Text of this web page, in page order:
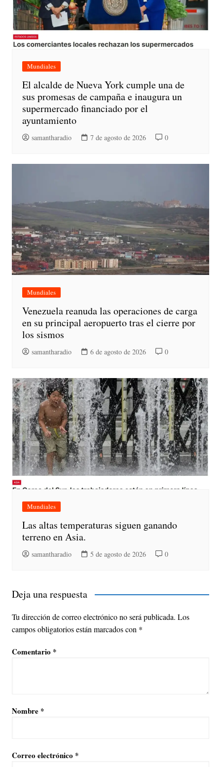
Mundiales
El alcalde de Nueva York cumple una de
sus promesas de campaña e inaugura un
supermercado financiado por el
ayuntamiento
samantharadio 7 de agosto de 2026 0
Mundiales
Venezuela reanuda las operaciones de carga
en su principal aeropuerto tras el cierre por
los sismos
samantharadio 6 de agosto de 2026 0
Mundiales
Las altas temperaturas siguen ganando
terreno en Asia.
samantharadio 5 de agosto de 2026 0
Deja una respuesta
Tu dirección de correo electrónico no será publicada. Los
campos obligatorios están marcados con *
Comentario *
Nombre *
Correo electrónico *